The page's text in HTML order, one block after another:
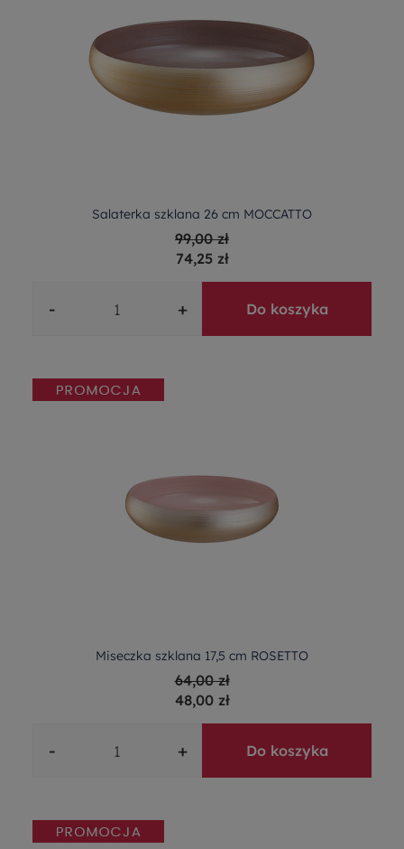
Salaterka szklana 26 cm MOCCATTO
99,00 zł
74,25 zł
- + Do koszyka
Miseczka szklana 17,5 cm ROSETTO
64,00 zł
48,00 zł
- + Do koszyka